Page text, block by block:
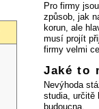
Pro firmy
způsob, jak
korun, ale
musí projít
firmy velmi
Jaké to
Nevýhoda
studia, určitě
budoucna.